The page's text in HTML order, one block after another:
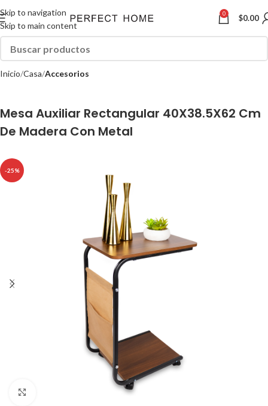
Skip to navigation
Skip to main content
0 $0.00
Inicio Casa Accesorios
Mesa Auxiliar Rectangular 40X38.5X62 Cm
De Madera Con Metal
-25%